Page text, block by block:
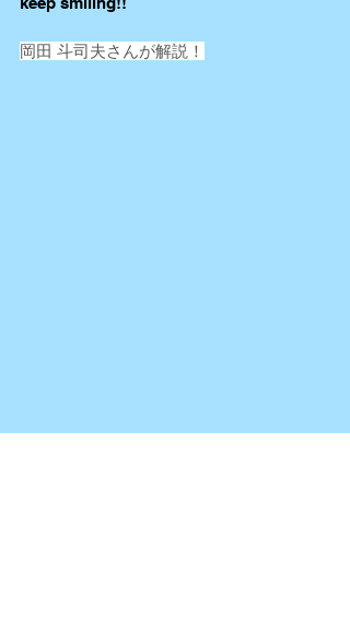
岡田 斗司夫さんが解説！